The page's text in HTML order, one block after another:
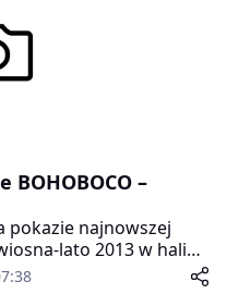
BOHOBOCO –
pokazie najnowszej
lato 2013 w hali
tej kolekcji na pewno
po pokazie Marta